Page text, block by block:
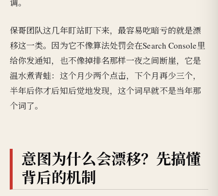
调。
保哥团队这几年盯站盯下来，最容易吃暗亏的就是漂
移这一类。因为它不像算法处罚会在Search Console里
给你发通知，也不像掉排名那样一夜之间断崖，它是
温水煮青蛙：这个月少两个点击，下个月再少三个，
半年后你才后知后觉地发现，这个词早就不是当年那
个词了。
意图为什么会漂移？先搞懂
背后的机制